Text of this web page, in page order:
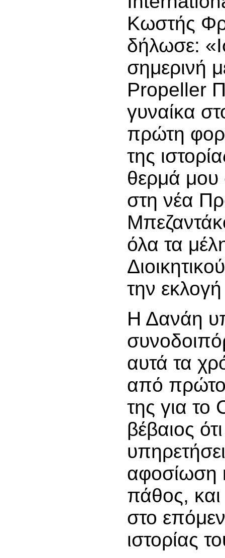
Κωστής
δήλωσε:
σημερινή
Propeller
γυναίκα
πρώτη
της
θερμά μου
στη νέα
όλα τα
την
Η Δανάη
αυτά τα
από πρώτο
της για το
βέβαιος
αφοσίωση
πάθος,
στο
ιστορίας